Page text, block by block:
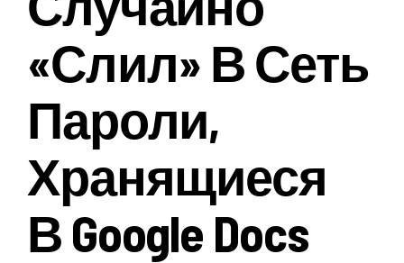
«слил» В Сеть
Пароли,
Хранящиеся
В Google Docs